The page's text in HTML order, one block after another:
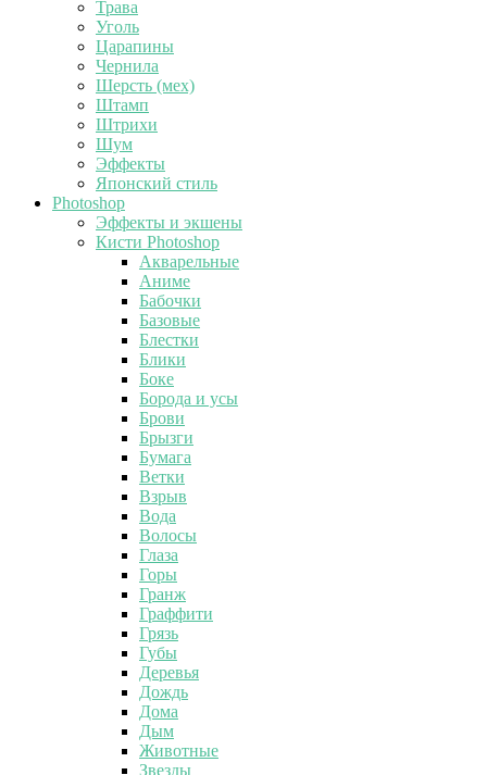
Трава
Уголь
Царапины
Чернила
Шерсть (мех)
Штамп
Штрихи
Шум
Эффекты
Японский стиль
Photoshop
Эффекты и экшены
Кисти Photoshop
Акварельные
Аниме
Бабочки
Базовые
Блестки
Блики
Боке
Борода и усы
Брови
Брызги
Бумага
Ветки
Взрыв
Вода
Волосы
Глаза
Горы
Гранж
Граффити
Грязь
Губы
Деревья
Дождь
Дома
Дым
Животные
Звезды